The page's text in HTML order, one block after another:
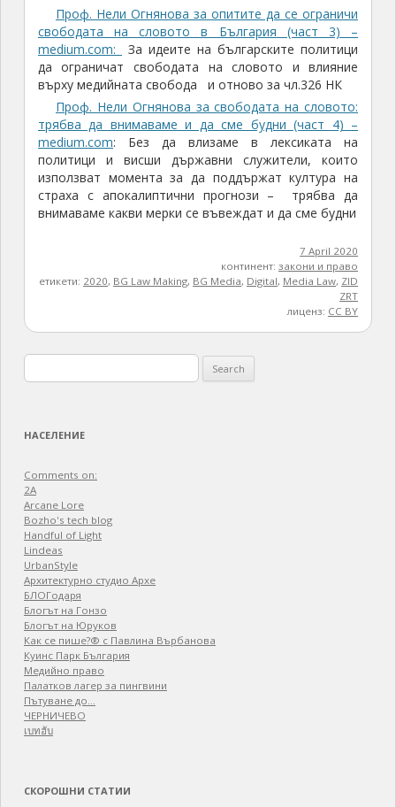
Проф. Нели Огнянова за опитите да се ограничи
свободата на словото в България (част 3) –
medium.com:
За идеите на българските политици
да ограничат свободата на словото и влияние
върху медийната свобода и отново за чл.326 НК
Проф. Нели Огнянова за свободата на словото:
трябва да внимаваме и да сме будни (част 4) –
medium.com: Без да влизаме в лексиката на
политици и висши държавни служители, които
използват момента за да поддържат култура на
страха с апокалиптични прогнози – трябва да
внимаваме какви мерки се въвеждат и да сме будни
7 April 2020
континент:закони и право
етикети: 2020, BG Law Making, BG Media, Digital, Media Law, ZID
ZRT
лиценз: CC BY
for:
НАСЕЛЕНИЕ
Comments on:
2A
Arcane Lore
Bozho's tech blog
Handful of Light
Lindeas
UrbanStyle
Архитектурно студио Архе
БЛОГодаря
Блогът на Гонзо
Блогът на Юруков
Как се пише?® с Павлина Върбанова
Куинс Парк България
Медийно право
Палатков лагер зa пингвини
Пътуване до…
ЧЕРНИЧЕВО
เบทฮับ
СКОРОШНИ СТАТИИ